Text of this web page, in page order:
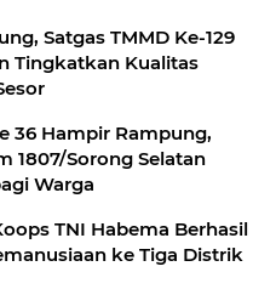
Satgas TMMD Ke-129
Tingkatkan Kualitas
36 Hampir Rampung,
1807/Sorong Selatan
Warga
TNI Habema Berhasil
ke Tiga Distrik